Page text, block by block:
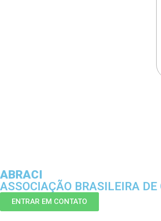
ABRACI
ASSOCIAÇÃO BRASILEIRA
ENTRAR EM CONTATO